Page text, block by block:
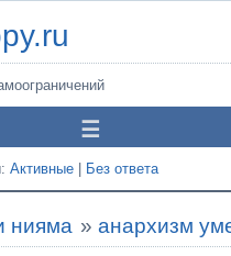
Активные Без ответа
нияма »анархизм